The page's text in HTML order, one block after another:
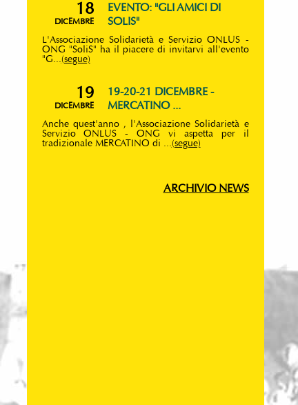
18
DICEMBRE
EVENTO: "GLI AMICI DI
SOLIS"
L'Associazione Solidarietà e Servizio ONLUS -
ONG "SoliS" ha il piacere di invitarvi all'evento
"G...(segue)
19
DICEMBRE
19-20-21 DICEMBRE -
MERCATINO ...
Anche quest'anno , l'Associazione Solidarietà e
Servizio ONLUS - ONG vi aspetta per il
tradizionale MERCATINO di ...(segue)
ARCHIVIO NEWS